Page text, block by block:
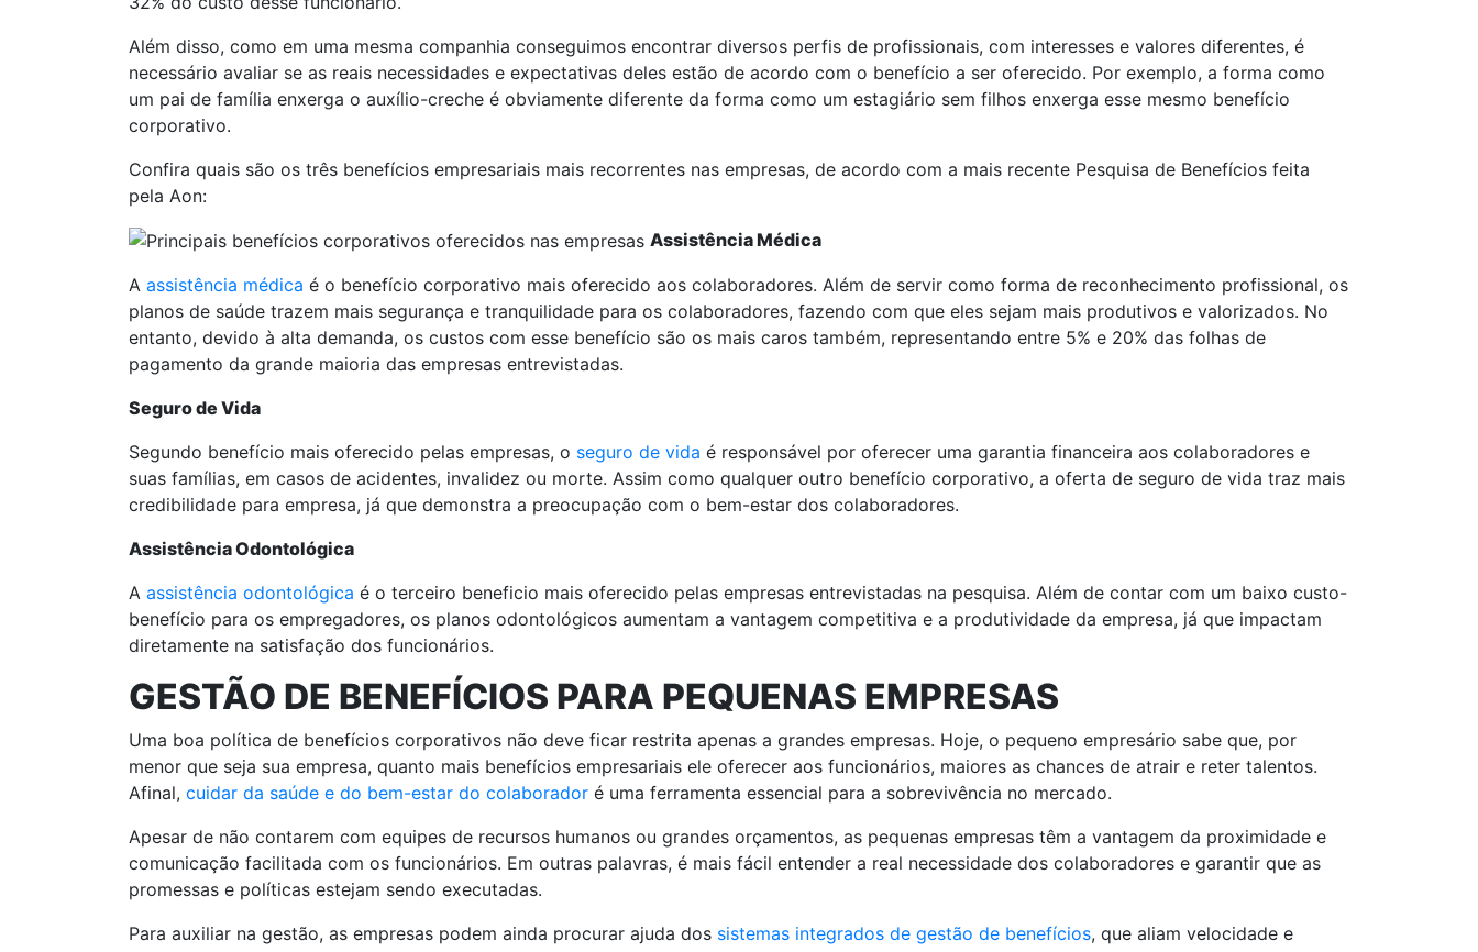
Além disso, como em uma mesma companhia conseguimos encontrar diversos perfis de profissionais, com interesses e valores diferentes, é
necessário avaliar se as reais necessidades e expectativas deles estão de acordo com o benefício a ser oferecido. Por exemplo, a forma como
um pai de família enxerga o auxílio-creche é obviamente diferente da forma como um estagiário sem filhos enxerga esse mesmo benefício
corporativo.
Confira quais são os três benefícios empresariais mais recorrentes nas empresas, de acordo com a mais recente Pesquisa de Benefícios feita
pela Aon:
Assistência Médica
A assistência médica é o benefício corporativo mais oferecido aos colaboradores. Além de servir como forma de reconhecimento profissional, os
planos de saúde trazem mais segurança e tranquilidade para os colaboradores, fazendo com que eles sejam mais produtivos e valorizados. No
entanto, devido à alta demanda, os custos com esse benefício são os mais caros também, representando entre 5% e 20% das folhas de
pagamento da grande maioria das empresas entrevistadas.
Seguro de Vida
Segundo benefício mais oferecido pelas empresas, o seguro de vida é responsável por oferecer uma garantia financeira aos colaboradores e
suas famílias, em casos de acidentes, invalidez ou morte. Assim como qualquer outro benefício corporativo, a oferta de seguro de vida traz mais
credibilidade para empresa, já que demonstra a preocupação com o bem-estar dos colaboradores.
Assistência Odontológica
A assistência odontológica é o terceiro beneficio mais oferecido pelas empresas entrevistadas na pesquisa. Além de contar com um baixo custo-
benefício para os empregadores, os planos odontológicos aumentam a vantagem competitiva e a produtividade da empresa, já que impactam
diretamente na satisfação dos funcionários.
GESTÃO DE BENEFÍCIOS PARA PEQUENAS EMPRESAS
Uma boa política de benefícios corporativos não deve ficar restrita apenas a grandes empresas. Hoje, o pequeno empresário sabe que, por
menor que seja sua empresa, quanto mais benefícios empresariais ele oferecer aos funcionários, maiores as chances de atrair e reter talentos.
Afinal, cuidar da saúde e do bem-estar do colaborador é uma ferramenta essencial para a sobrevivência no mercado.
Apesar de não contarem com equipes de recursos humanos ou grandes orçamentos, as pequenas empresas têm a vantagem da proximidade e
comunicação facilitada com os funcionários. Em outras palavras, é mais fácil entender a real necessidade dos colaboradores e garantir que as
promessas e políticas estejam sendo executadas.
Para auxiliar na gestão, as empresas podem ainda procurar ajuda dos sistemas integrados de gestão de benefícios, que aliam velocidade e